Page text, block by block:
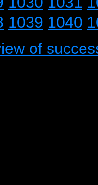
1039 1040
of